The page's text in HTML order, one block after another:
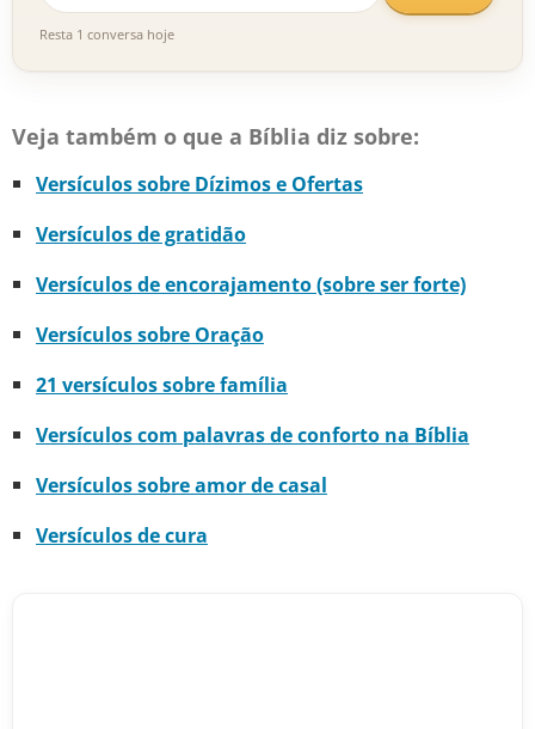
Resta 1 conversa hoje
Veja também o que a Bíblia diz sobre:
Versículos sobre Dízimos e Ofertas
Versículos de gratidão
Versículos de encorajamento (sobre ser forte)
Versículos sobre Oração
21 versículos sobre família
Versículos com palavras de conforto na Bíblia
Versículos sobre amor de casal
Versículos de cura